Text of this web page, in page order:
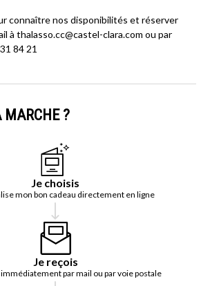
connaître nos disponibilités et réserver
à thalasso.cc@castel-clara.com ou par
84 21
MARCHE ?
Je choisis
mon bon cadeau directement en ligne
Je reçois
par mail ou par voie postale